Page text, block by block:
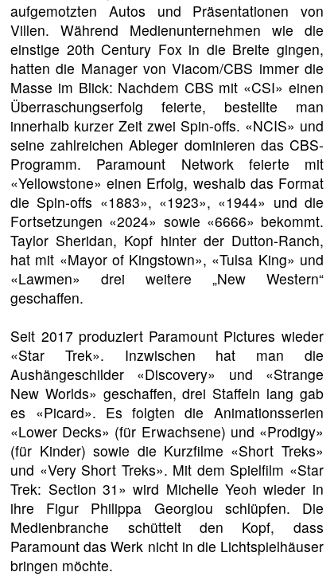
aufgemotzten Autos und Präsentationen von
Villen. Während Medienunternehmen wie die
einstige 20th Century Fox in die Breite gingen,
hatten die Manager von Viacom/CBS immer die
Masse im Blick: Nachdem CBS mit «CSI» einen
Überraschungserfolg feierte, bestellte man
innerhalb kurzer Zeit zwei Spin-offs. «NCIS» und
seine zahlreichen Ableger dominieren das CBS-
Programm. Paramount Network feierte mit
«Yellowstone» einen Erfolg, weshalb das Format
die Spin-offs «1883», «1923», «1944» und die
Fortsetzungen «2024» sowie «6666» bekommt.
Taylor Sheridan, Kopf hinter der Dutton-Ranch,
hat mit «Mayor of Kingstown», «Tulsa King» und
«Lawmen» drei weitere „New Western“
geschaffen.
Seit 2017 produziert Paramount Pictures wieder
«Star Trek». Inzwischen hat man die
Aushängeschilder «Discovery» und «Strange
New Worlds» geschaffen, drei Staffeln lang gab
es «Picard». Es folgten die Animationsserien
«Lower Decks» (für Erwachsene) und «Prodigy»
(für Kinder) sowie die Kurzfilme «Short Treks»
und «Very Short Treks». Mit dem Spielfilm «Star
Trek: Section 31» wird Michelle Yeoh wieder in
ihre Figur Philippa Georgiou schlüpfen. Die
Medienbranche schüttelt den Kopf, dass
Paramount das Werk nicht in die Lichtspielhäuser
bringen möchte.